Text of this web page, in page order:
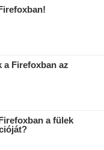
a Firefoxban az
a fülek